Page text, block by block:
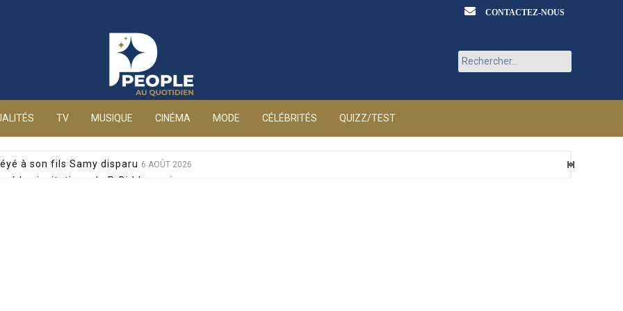
CONTACTEZ-NOUS
People au quotidien
Rechercher :
TV MUSIQUE CINÉMA MODE CÉLÉBRITÉS QUIZZ/TEST
à son fils Samy disparu 6 AOÛT 2026
les invitations de P. Diddy